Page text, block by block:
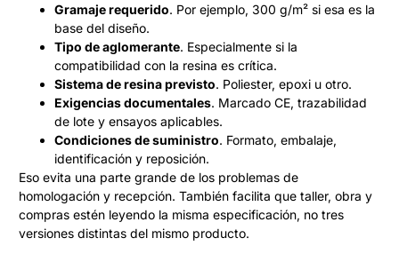
Gramaje requerido. Por ejemplo, 300 g/m² si esa es la
base del diseño.
Tipo de aglomerante. Especialmente si la
compatibilidad con la resina es crítica.
Sistema de resina previsto. Poliester, epoxi u otro.
Exigencias documentales. Marcado CE, trazabilidad
de lote y ensayos aplicables.
Condiciones de suministro. Formato, embalaje,
identificación y reposición.
Eso evita una parte grande de los problemas de
homologación y recepción. También facilita que taller, obra y
compras estén leyendo la misma especificación, no tres
versiones distintas del mismo producto.